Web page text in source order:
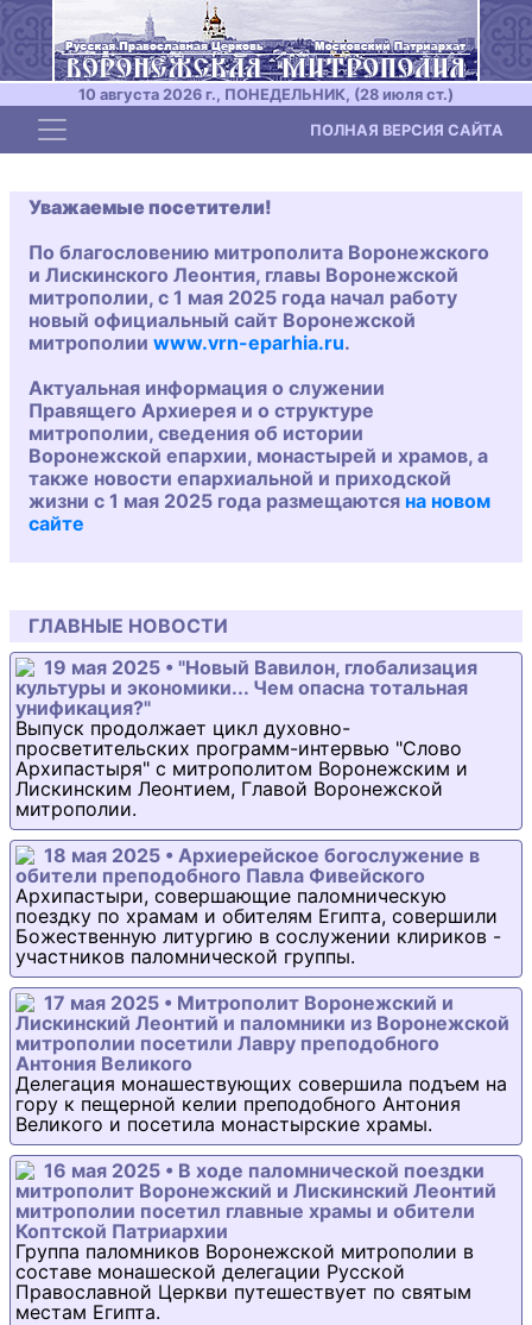
10 августа 2026 г., ПОНЕДЕЛЬНИК, (28 июля ст.)
Toggle navigation ПОЛНАЯ ВЕРСИЯ САЙТА
Уважаемые посетители!
По благословению митрополита Воронежского
и Лискинского Леонтия, главы Воронежской
митрополии, с 1 мая 2025 года начал работу
новый официальный сайт Воронежской
митрополии www.vrn-eparhia.ru.
Актуальная информация о служении
Правящего Архиерея и о структуре
митрополии, сведения об истории
Воронежской епархии, монастырей и храмов, а
также новости епархиальной и приходской
жизни с 1 мая 2025 года размещаются на новом
сайте
ГЛАВНЫЕ НОВОСТИ
19 мая 2025 • "Новый Вавилон, глобализация
культуры и экономики... Чем опасна тотальная
унификация?"
Выпуск продолжает цикл духовно-
просветительских программ-интервью "Слово
Архипастыря" с митрополитом Воронежским и
Лискинским Леонтием, Главой Воронежской
митрополии.
18 мая 2025 • Архиерейское богослужение в
обители преподобного Павла Фивейского
Архипастыри, совершающие паломническую
поездку по храмам и обителям Египта, совершили
Божественную литургию в сослужении клириков -
участников паломнической группы.
17 мая 2025 • Митрополит Воронежский и
Лискинский Леонтий и паломники из Воронежской
митрополии посетили Лавру преподобного
Антония Великого
Делегация монашествующих совершила подъем на
гору к пещерной келии преподобного Антония
Великого и посетила монастырские храмы.
16 мая 2025 • В ходе паломнической поездки
митрополит Воронежский и Лискинский Леонтий
митрополии посетил главные храмы и обители
Коптской Патриархии
Группа паломников Воронежской митрополии в
составе монашеской делегации Русской
Православной Церкви путешествует по святым
местам Египта.